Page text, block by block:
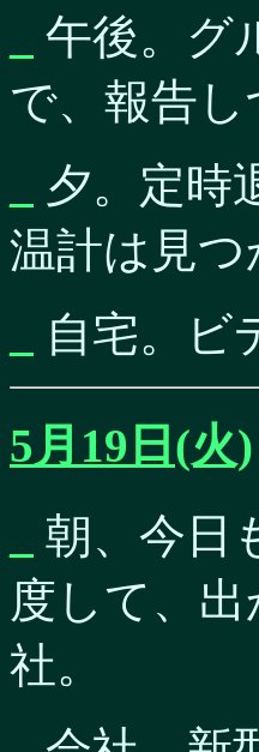
午後。グ
で、報告し
夕。定時
温計は見
自宅。ビ
5月19日(火)
朝、今日
度して、
社。